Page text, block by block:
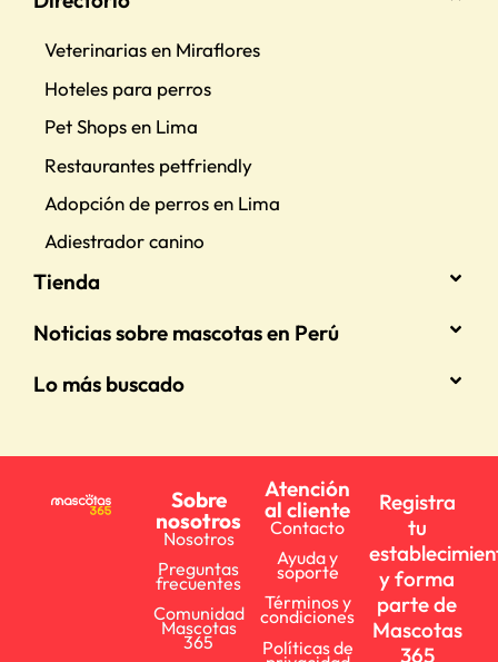
Veterinarias en Miraflores
Hoteles para perros
Pet Shops en Lima
Restaurantes petfriendly
Adopción de perros en Lima
Adiestrador canino
Tienda
Noticias sobre mascotas en Perú
Lo más buscado
Sobre
nosotros
Nosotros
Preguntas
frecuentes
Comunidad
Mascotas
365
Atención
al cliente
Contacto
Ayuda y
soporte
Términos y
condiciones
Políticas de
Registra
tu
y forma
parte de
Mascotas
365